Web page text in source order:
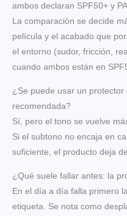
ambos declaran SPF50+ y
La comparación se decide
película y el acabado que
el entorno (sudor, fricción,
cuando ambos están en
¿Se puede usar un
recomendada?
Sí, pero el tono se vuelve
Si el subtono no encaja en
suficiente, el producto deja
¿Qué suele fallar antes: la
En el día a día falla primero
etiqueta. Se nota como